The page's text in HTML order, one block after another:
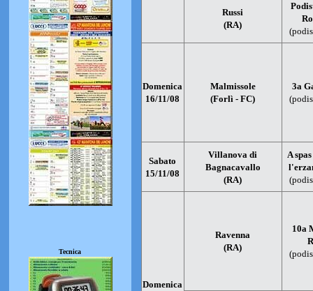
Russi
(RA)
Domenica
16/11/08
Malmissole
(Forlì - FC)
3a
Sabato
15/11/08
Villanova di
Bagnacavallo
(RA)
A
Domenica
Ravenna
(RA)
10a
Tecnica